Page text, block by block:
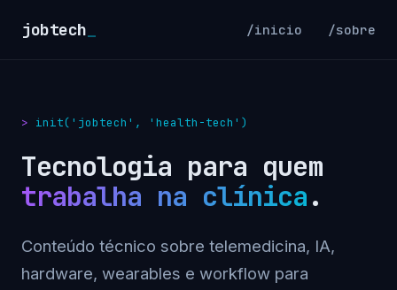
jobtech_ /inicio /sobre
init('jobtech', 'health-tech')
Tecnologia para quem
trabalha na clínica.
Conteúdo técnico sobre telemedicina, IA,
hardware, wearables e workflow para